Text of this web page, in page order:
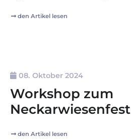
den Artikel lesen
08. Oktober 2024
Workshop zum
Neckarwiesenfest
den Artikel lesen